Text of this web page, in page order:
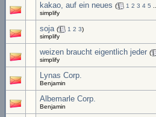
kakao, auf ein neues ( 1 2 3 4 5
simplify
soja ( 1 2 3)
simplify
weizen braucht eigentlich jeder (
simplify
Lynas Corp.
Benjamin
Albemarle Corp.
Benjamin